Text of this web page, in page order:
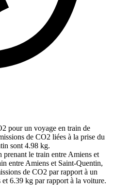
pour un voyage en train de
de CO2 liées à la prise du
sont 4.98 kg.
le train entre Amiens et
entre Amiens et Saint-Quentin,
de CO2 par rapport à un
6.39 kg par rapport à la voiture.